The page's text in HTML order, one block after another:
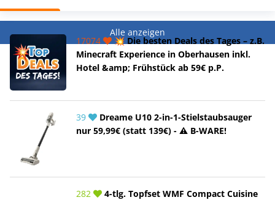
Alle anzeigen
17074
💥 Die besten Deals des Tages – z.B.
Minecraft Experience in Oberhausen inkl.
Hotel &amp; Frühstück ab 59€ p.P.
39
Dreame U10 2-in-1-Stielstaubsauger
nur 59,99€ (statt 139€) - ⚠️ B-WARE!
282
4-tlg. Topfset WMF Compact Cuisine